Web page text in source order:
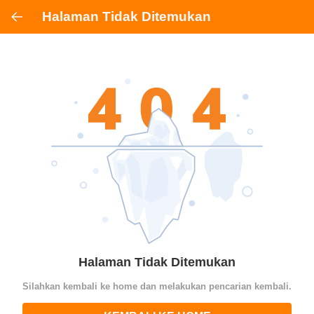
Halaman Tidak Ditemukan
Halaman Tidak Ditemukan
Silahkan kembali ke home dan melakukan pencarian kembali.